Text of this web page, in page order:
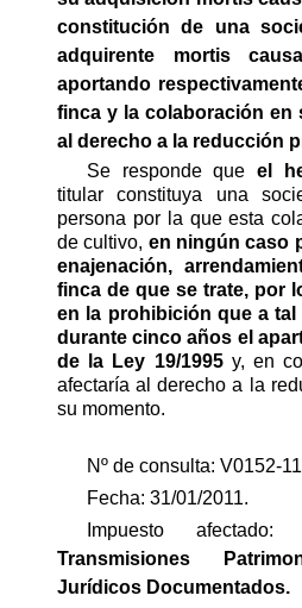
constitución de una
adquirente mortis
aportando
finca y la colaboración en
al derecho a la reducción
Se responde que el
titular constituya una
persona por la que esta
de cultivo, en ningún caso
enajenación,
finca de que se trate, por
en la prohibición que a
durante cinco años el
de la Ley 19/1995y, en
afectaría al derecho a la
su momento.
Nº de consulta: V0152-
Fecha: 31/01/2011.
Impuesto afectado:
Transmisiones
Jurídicos Documentados.